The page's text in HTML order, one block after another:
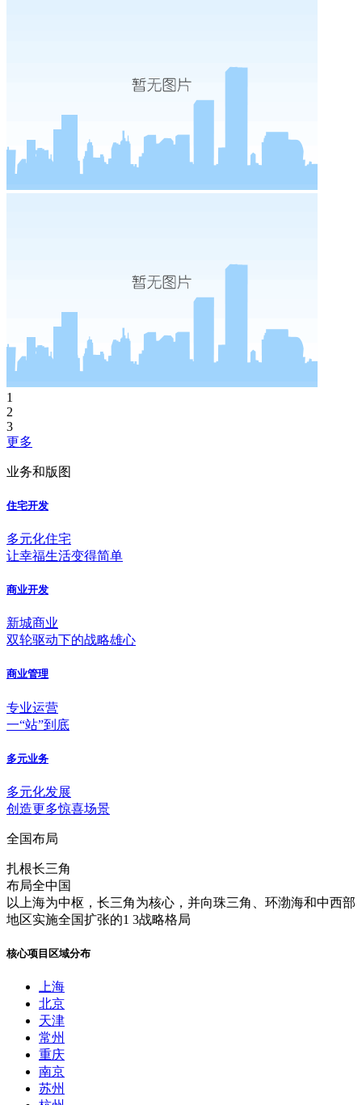
1
2
3
更多
业务和版图
住宅开发
多元化住宅
让幸福生活变得简单
商业开发
新城商业
双轮驱动下的战略雄心
商业管理
专业运营
一“站”到底
多元业务
多元化发展
创造更多惊喜场景
全国布局
扎根长三角
布局全中国
以上海为中枢，长三角为核心，并向珠三角、环渤海和中西部
地区实施全国扩张的1 3战略格局
核心项目区域分布
上海
北京
天津
常州
重庆
南京
苏州